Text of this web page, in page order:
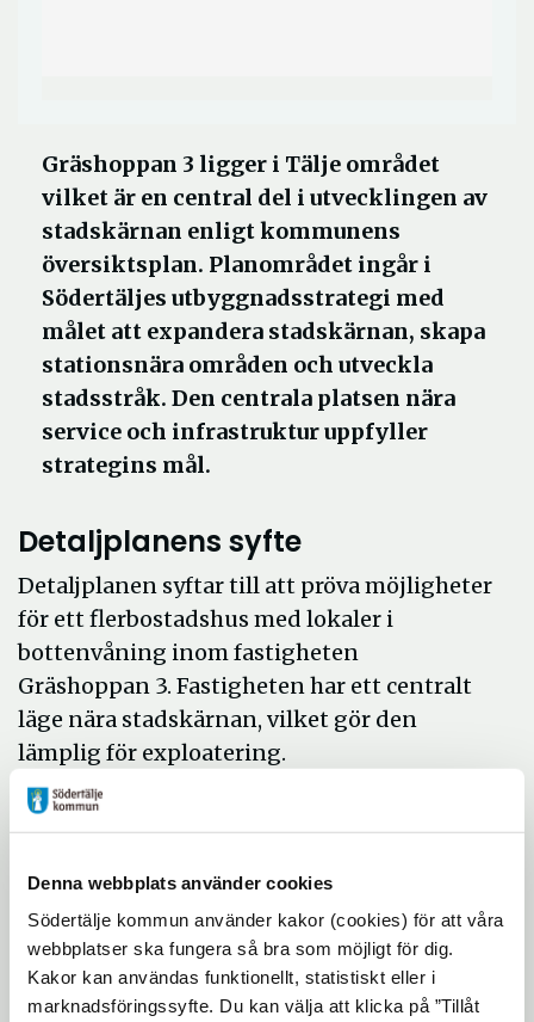
Denna webbplats använder cookies
Södertälje kommun använder kakor (cookies) för att våra
webbplatser ska fungera så bra som möjligt för dig.
Kakor kan användas funktionellt, statistiskt eller i
marknadsföringssyfte. Du kan välja att klicka på ”Tillåt
Gräshoppan 3 ligger i Tälje området
vilket är en central del i utvecklingen av
stadskärnan enligt kommunens
översiktsplan. Planområdet ingår i
Södertäljes utbyggnadsstrategi med
målet att expandera stadskärnan, skapa
stationsnära områden och utveckla
stadsstråk. Den centrala platsen nära
service och infrastruktur uppfyller
strategins mål.
Detaljplanens syfte
Detaljplanen syftar till att pröva möjligheter
för ett flerbostadshus med lokaler i
bottenvåning inom fastigheten
Gräshoppan 3. Fastigheten har ett centralt
läge nära stadskärnan, vilket gör den
lämplig för exploatering.
Tidplan
Granskning beräknas ske kvartal 1 2027
Antagande beräknas ske kvartal 3 2027
Detta pågår just nu